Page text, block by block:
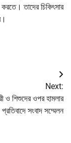
তাদের চিকিৎসার
Next:
ও শিশুদের ওপর হামলার
প্রতিবাদে সংবাদ সম্মেলন